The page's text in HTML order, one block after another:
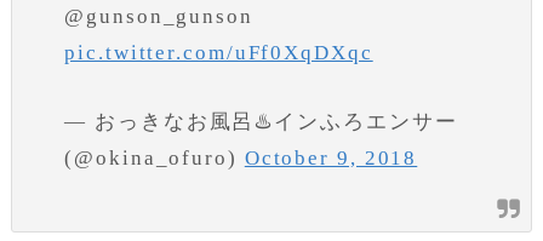
@gunson_gunson
pic.twitter.com/uFf0XqDXqc
— おっきなお風呂♨️インふろエンサー
(@okina_ofuro) October 9, 2018